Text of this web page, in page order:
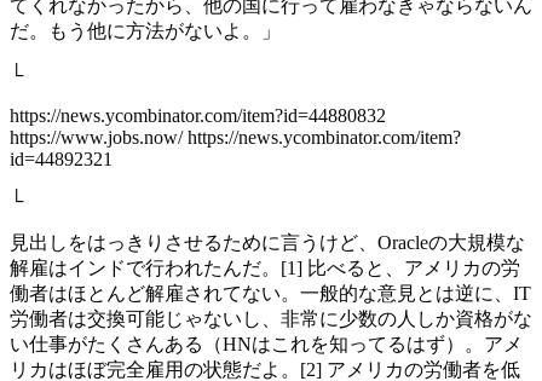
てくれなかったから、他の国に行って雇わなきゃならないん
だ。もう他に方法がないよ。」
└
https://news.ycombinator.com/item?id=44880832
https://www.jobs.now/ https://news.ycombinator.com/item?
id=44892321
└
見出しをはっきりさせるために言うけど、Oracleの大規模な
解雇はインドで行われたんだ。[1] 比べると、アメリカの労
働者はほとんど解雇されてない。一般的な意見とは逆に、IT
労働者は交換可能じゃないし、非常に少数の人しか資格がな
い仕事がたくさんある（HNはこれを知ってるはず）。アメ
リカはほぼ完全雇用の状態だよ。[2] アメリカの労働者を低